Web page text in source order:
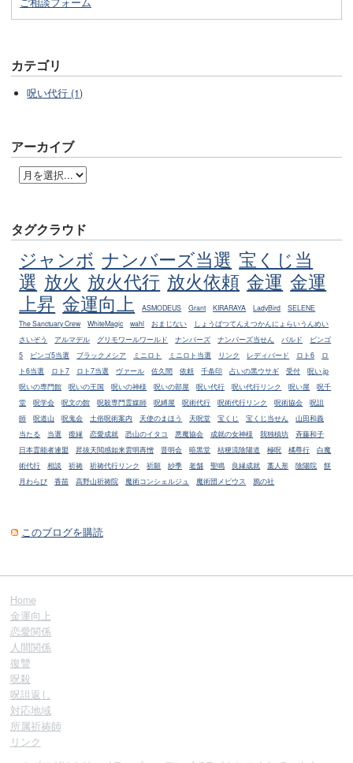
カテゴリ
呪い代行 (1)
アーカイブ
タグクラウド
ジャンボ ナンバーズ当選 宝くじ当
選 放火 放火代行 放火依頼 金運 金運
上昇 金運向上 ASMODEUS Grant KIRARAYA LadyBird
SELENE
The Sanctuary Crew
WhiteMagic wahl おまじない
しょうばつてんえつかんにょらいうんめい
さいぞう
アルマデル グリモワールワールド ナンバーズ ナンバーズ当せん バルド
ビンゴ
5
ビンゴ5当選 ブラックメシア ミニロト ミニロト当選 リンク レディバード ロト6
ロ
ト6当選
ロト7 ロト7当選 ヴァール 佐久間 依頼 千条印 占いの黒ウサギ 受付
呪い.jp
呪いの専門館
呪いの王国 呪いの神様 呪いの部屋 呪い代行 呪い代行リンク 呪い屋
呪千
堂
呪学会 呪文の館 呪殺専門霊媒師 呪縛屋 呪術代行 呪術代行リンク 呪術協会
呪詛
師
呪道山 呪鬼会 土俗呪術案内 天使のまほう 天呪堂 宝くじ 宝くじ当せん
山田和義
当たる
当選 復縁 恋愛成就 恐山のイタコ 悪魔協会 成就の女神様 我独槙坊
斉藤和子
日本霊能者連盟
昇抜天閲感如来雲明再憎 晋明会 暗黒堂 桔梗流陰陽道 極呪 橘尊行
白魔
術代行
相談 祈祷 祈祷代行リンク 祈願 紗季 老舗 聖鳴 良縁成就 藁人形 陰陽院
餅
月わらび
香苗 高野山祈祷院 魔術コンシェルジュ 魔術団メビウス 鴉の社
このブログを購読
Home
金運向上
恋愛関係
人間関係
復讐
呪殺
呪詛返し
対応地域
所属祈祷師
リンク